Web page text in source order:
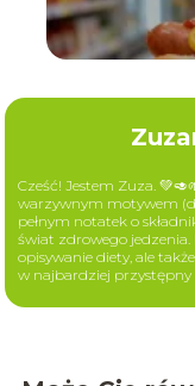
Cześć! Jestem Zuza.
warzywnym motywem
pełnym notatek o
świat zdrowego
opisywanie diety, ale
w najbardziej przystępny